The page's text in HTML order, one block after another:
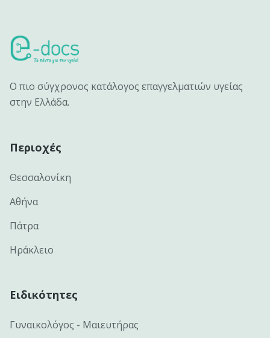
Ο πιο σύγχρονος κατάλογος επαγγελματιών υγείας
στην Ελλάδα.
Περιοχές
Θεσσαλονίκη
Αθήνα
Πάτρα
Ηράκλειο
Ειδικότητες
Γυναικολόγος - Μαιευτήρας